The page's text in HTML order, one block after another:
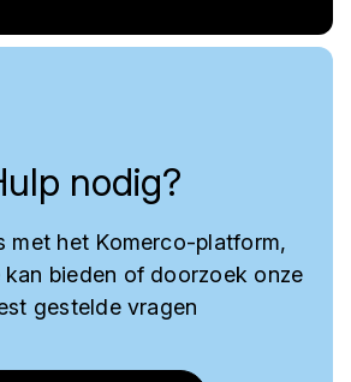
nodig?
met het Komerco-platform,
bieden of doorzoek onze
gestelde vragen